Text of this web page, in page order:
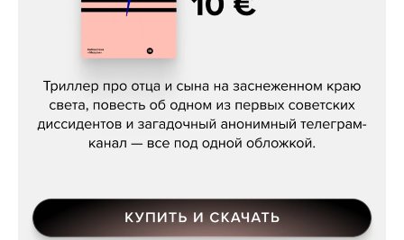
Даниил Туровский, «Разрыв»